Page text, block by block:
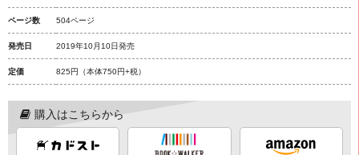
ページ数 504ページ
発売日 2019年10月10日発売
定価 825円 （本体750円+税）
購入はこちらから